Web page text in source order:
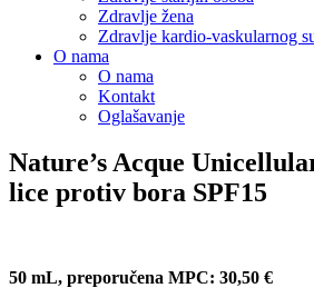
Zdravlje žena
Zdravlje kardio-vaskularnog
O nama
O nama
Kontakt
Oglašavanje
Nature’s Acque
lice protiv bora SPF15
50 mL, preporučena MPC: 30,50 €